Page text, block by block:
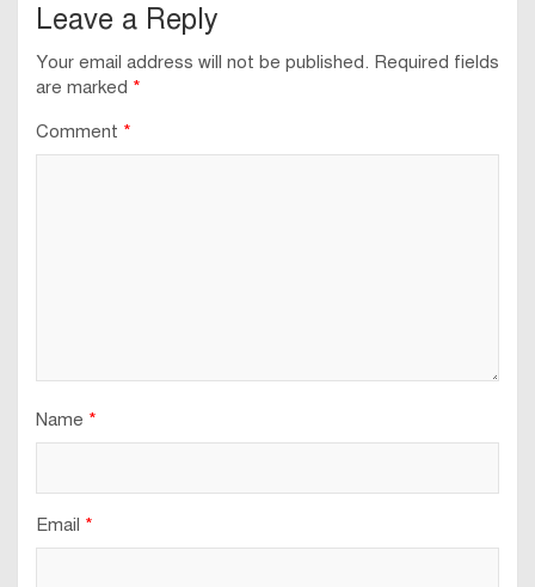
Leave a Reply
Your email address will not be published. Required fields
are marked *
Comment *
Name *
Email *